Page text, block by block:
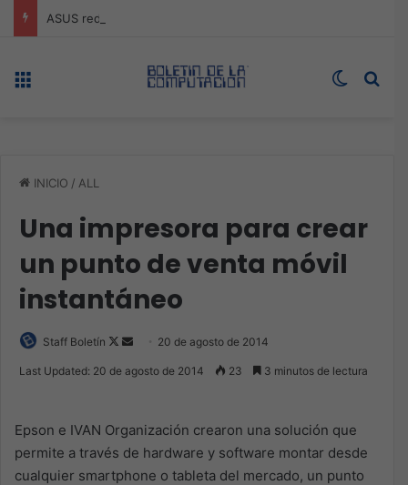
Switch
INICIO / ALL
Una impresora para crear
un punto de venta móvil
instantáneo
Staff Boletín
Follow
Send 20 de agosto de 2014
Last Updated: 20 de agosto de 2014 23 3 minutos de lectura
Epson e IVAN Organización crearon una solución que
permite a través de hardware y software montar desde
cualquier smartphone o tableta del mercado, un punto